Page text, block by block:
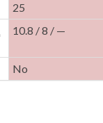
25
10.8 / 8 / —
No